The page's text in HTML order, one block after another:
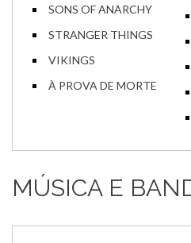
SONS OF ANARCHY
STRANGER THINGS
VIKINGS
À PROVA DE MORTE
MÚSICA E